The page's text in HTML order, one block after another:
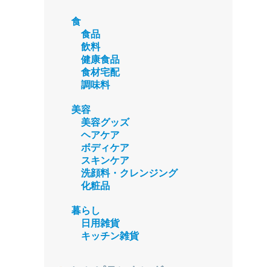
食
食品
飲料
健康食品
食材宅配
調味料
美容
美容グッズ
ヘアケア
ボディケア
スキンケア
洗顔料・クレンジング
化粧品
暮らし
日用雑貨
キッチン雑貨